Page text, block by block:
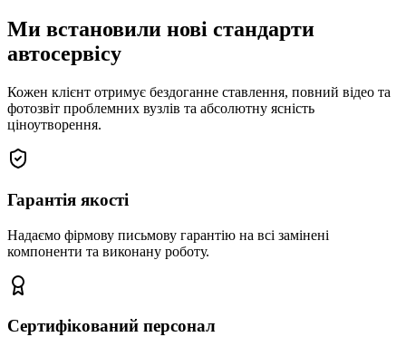
Ми встановили нові стандарти
автосервісу
Кожен клієнт отримує бездоганне ставлення, повний відео та
фотозвіт проблемних вузлів та абсолютну ясність
ціноутворення.
Гарантія якості
Надаємо фірмову письмову гарантію на всі замінені
компоненти та виконану роботу.
Сертифікований персонал